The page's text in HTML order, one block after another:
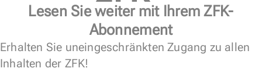
Lesen Sie weiter mit Ihrem ZFK-
Abonnement
Erhalten Sie uneingeschränkten Zugang zu allen
Inhalten der ZFK!